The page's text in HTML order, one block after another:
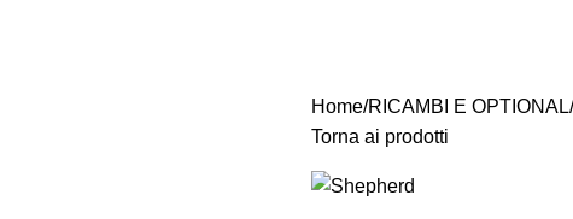
Home RICAMBI E OPTIONAL
Torna ai prodotti